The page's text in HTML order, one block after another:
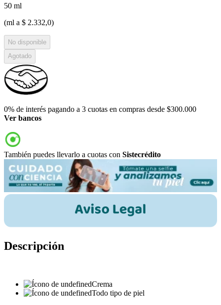
50 ml
(ml a $ 2.332,0)
No disponible
Agotado
0% de interés pagando a 3 cuotas en compras desde $300.000
Ver bancos
También puedes llevarlo a cuotas con Sistecrédito
Descripción
Crema
Todo tipo de piel